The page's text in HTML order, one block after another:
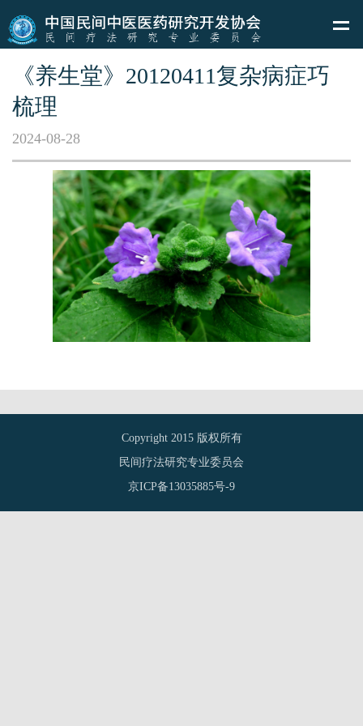
《养生堂》20120411复杂病症巧
梳理
2024-08-28
Copyright 2015 版权所有
民间疗法研究专业委员会
京ICP备13035885号-9